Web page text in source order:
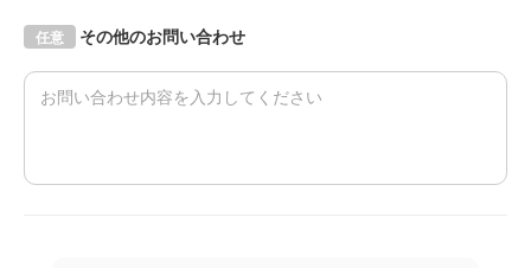
その他のお問い合わせ
任意